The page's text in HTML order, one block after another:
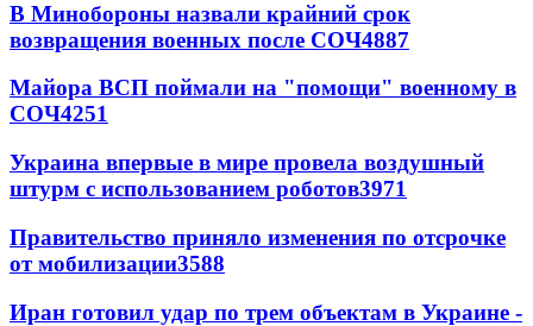
В Минобороны назвали крайний срок
возвращения военных после СОЧ4887
Майора ВСП поймали на "помощи" военному в
СОЧ4251
Украина впервые в мире провела воздушный
штурм с использованием роботов3971
Правительство приняло изменения по отсрочке
от мобилизации3588
Иран готовил удар по трем объектам в Украине -